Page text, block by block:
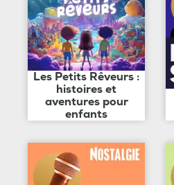
Les Petits Rêveurs :
histoires et
aventures pour
enfants